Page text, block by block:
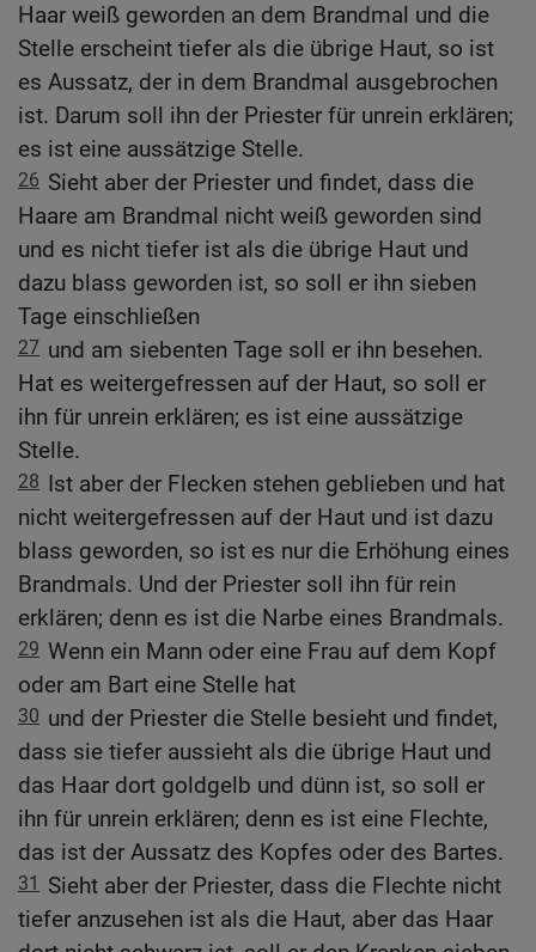
Haar weiß geworden an dem Brandmal und die
Stelle erscheint tiefer als die übrige Haut, so ist
es Aussatz, der in dem Brandmal ausgebrochen
ist. Darum soll ihn der Priester für unrein erklären;
es ist eine aussätzige Stelle.
26 Sieht aber der Priester und findet, dass die
Haare am Brandmal nicht weiß geworden sind
und es nicht tiefer ist als die übrige Haut und
dazu blass geworden ist, so soll er ihn sieben
Tage einschließen
27 und am siebenten Tage soll er ihn besehen.
Hat es weitergefressen auf der Haut, so soll er
ihn für unrein erklären; es ist eine aussätzige
Stelle.
28 Ist aber der Flecken stehen geblieben und hat
nicht weitergefressen auf der Haut und ist dazu
blass geworden, so ist es nur die Erhöhung eines
Brandmals. Und der Priester soll ihn für rein
erklären; denn es ist die Narbe eines Brandmals.
29 Wenn ein Mann oder eine Frau auf dem Kopf
oder am Bart eine Stelle hat
30 und der Priester die Stelle besieht und findet,
dass sie tiefer aussieht als die übrige Haut und
das Haar dort goldgelb und dünn ist, so soll er
ihn für unrein erklären; denn es ist eine Flechte,
das ist der Aussatz des Kopfes oder des Bartes.
31
Sieht aber der Priester, dass die Flechte nicht
tiefer anzusehen ist als die Haut, aber das Haar